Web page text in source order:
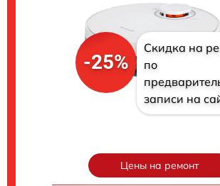
-25%
Скидка на
по
записи на
Цены на ремонт